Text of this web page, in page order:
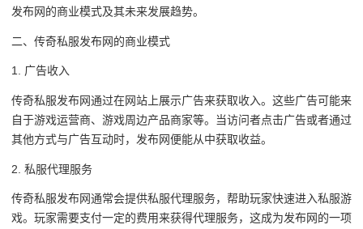
发布网的商业模式及其未来发展趋势。
二、传奇私服发布网的商业模式
1. 广告收入
传奇私服发布网通过在网站上展示广告来获取收入。这些广告可能来
自于游戏运营商、游戏周边产品商家等。当访问者点击广告或者通过
其他方式与广告互动时，发布网便能从中获取收益。
2. 私服代理服务
传奇私服发布网通常会提供私服代理服务，帮助玩家快速进入私服游
戏。玩家需要支付一定的费用来获得代理服务，这成为发布网的一项